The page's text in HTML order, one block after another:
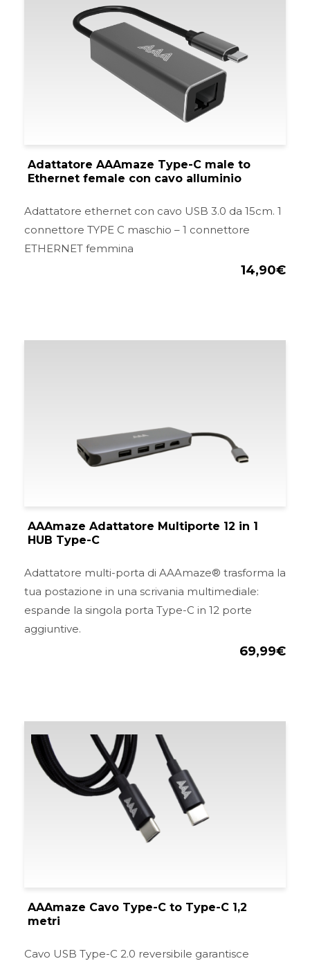
Adattatore AAAmaze Type-C male to
Ethernet female con cavo alluminio
Adattatore ethernet con cavo USB 3.0 da 15cm. 1
connettore TYPE C maschio – 1 connettore
ETHERNET femmina
14,90€
AAAmaze Adattatore Multiporte 12 in 1
HUB Type-C
Adattatore multi-porta di AAAmaze® trasforma la
tua postazione in una scrivania multimediale:
espande la singola porta Type-C in 12 porte
aggiuntive.
69,99€
AAAmaze Cavo Type-C to Type-C 1,2
metri
Cavo USB Type-C 2.0 reversibile garantisce